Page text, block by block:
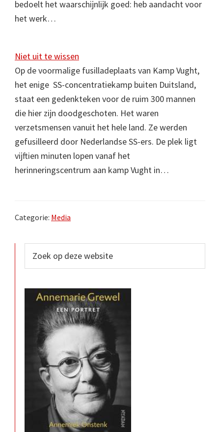
bedoelt het waarschijnlijk goed: heb aandacht voor
het werk…
Niet uit te wissen
Op de voormalige fusilladeplaats van Kamp Vught,
het enige SS-concentratiekamp buiten Duitsland,
staat een gedenkteken voor de ruim 300 mannen
die hier zijn doodgeschoten. Het waren
verzetsmensen vanuit het hele land. Ze werden
gefusilleerd door Nederlandse SS-ers. De plek ligt
vijftien minuten lopen vanaf het
herinneringscentrum aan kamp Vught in…
Categorie: Media
Primaire
Sidebar
op